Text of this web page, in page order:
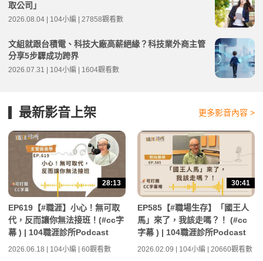
取公司」
2026.08.04 | 104小編 | 27858觀看數
文組就跟台積電、科技大廠高薪絕緣？科技業外商主管
分享5步驟成功跨界
2026.07.31 | 104小編 | 1604觀看數
最新影音上架 更多影音內容 >
28:13
EP619【#職涯】小心！無可取
代，反而讓你無法接班！(#cc字
幕 ) | 104職涯診所Podcast
2026.06.18 | 104小編 | 60觀看數
30:41
EP585【#職場生存】「國王人
馬」來了，我該走嗎？！ (#cc
字幕 ) | 104職涯診所Podcast
2026.02.09 | 104小編 | 20660觀看數